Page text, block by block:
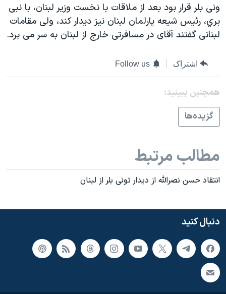
ونی بلر قرار بود بعد از ملاقات با نخست وزير لبنان، با نبی
بري، رئيس شيعه پارلمان لبنان نيز ديدار کند، ولی مقامات
لبنانی گفتند آقای در مسافرتی خارج از لبنان به سر می برد.
اشتراک Follow us
همچنبن ببینید:
گزيده‌ها
مطالب مرتبط
انتقاد حسن نصرالله از ديدار تونی بلر از لبنان
دنبال کنید